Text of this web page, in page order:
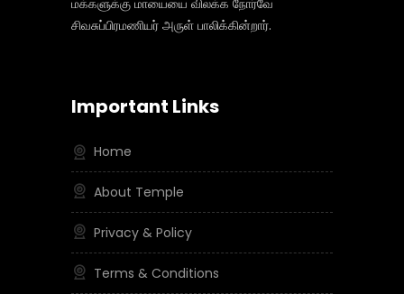
மக்களுக்கு மாயையை விலக்க நோர்வே
சிவசுப்பிரமணியர் அருள் பாலிக்கின்றார்.
Important Links
Home
About Temple
Privacy & Policy
Terms & Conditions